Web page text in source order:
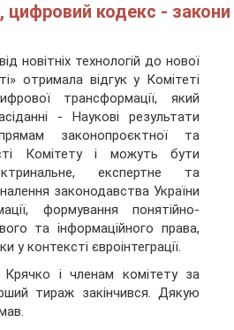
цифровий кодекс -
новітніх технологій до нової
отримала відгук у Комітеті
трансформації, який
- Наукові результати
законопроєктної та
Комітету і можуть бути
експертне та
законодавства України
формування понятійно-
та інформаційного права,
у контексті євроінтеграції.
і членам комітету за
тираж закінчився. Дякую